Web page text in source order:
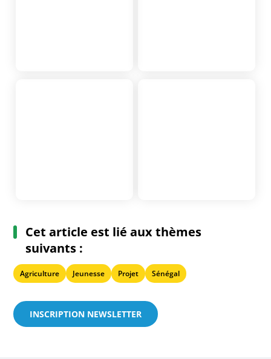
Cet article est lié aux thèmes
suivants :
Agriculture Jeunesse Projet Sénégal
INSCRIPTION NEWSLETTER